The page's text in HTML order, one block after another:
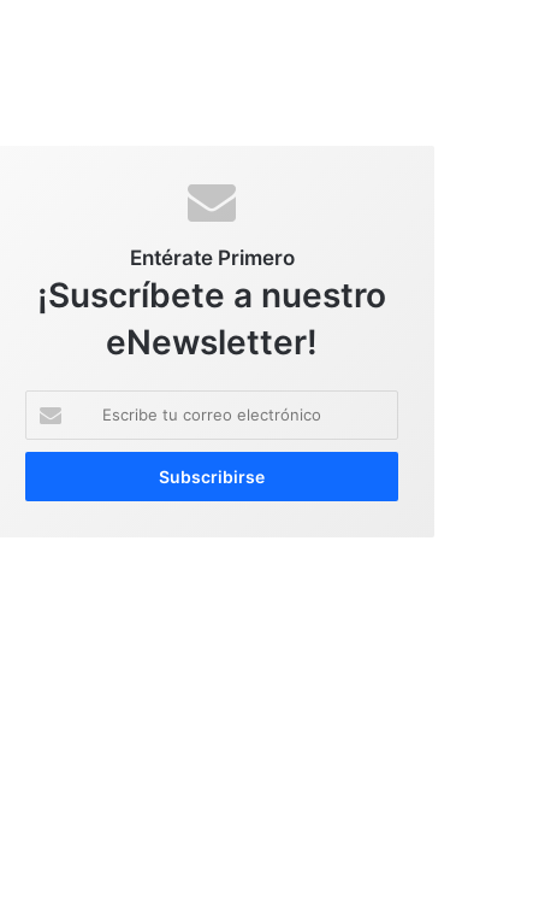
Entérate Primero
¡Suscríbete a nuestro
eNewsletter!
c
i